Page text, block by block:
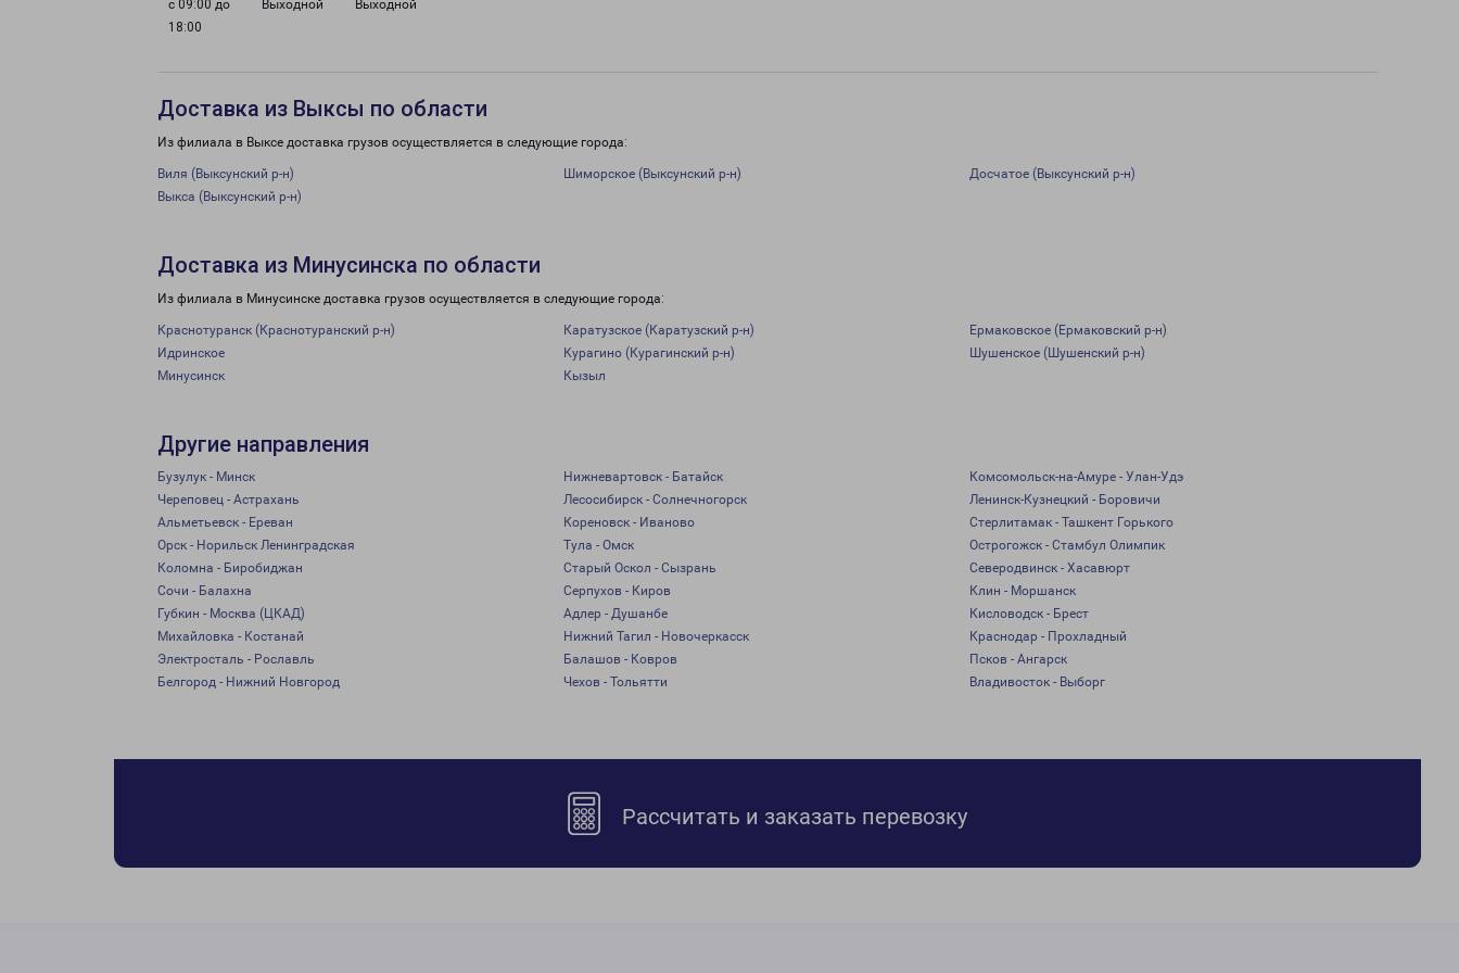
с 09:00 до
18:00
Выходной Выходной
Доставка из Выксы по области
Из филиала в Выксе доставка грузов осуществляется в следующие города:
Виля (Выксунский р-н) Шиморское (Выксунский р-н)
Досчатое (Выксунский р-н)
Выкса (Выксунский р-н)
Доставка из Минусинска по области
Из филиала в Минусинске доставка грузов осуществляется в следующие города:
Краснотуранск (Краснотуранский р-н) Каратузское (Каратузский р-н)
Ермаковское (Ермаковский р-н)
Идринское
Курагино (Курагинский р-н)
Шушенское (Шушенский р-н)
Минусинск
Кызыл
Другие направления
Бузулук - Минск Нижневартовск - Батайск
Комсомольск-на-Амуре - Улан-Удэ
Череповец - Астрахань
Лесосибирск - Солнечногорск
Ленинск-Кузнецкий - Боровичи
Альметьевск - Ереван
Кореновск - Иваново
Стерлитамак - Ташкент Горького
Орск - Норильск Ленинградская
Тула - Омск
Острогожск - Стамбул Олимпик
Коломна - Биробиджан
Старый Оскол - Сызрань
Северодвинск - Хасавюрт
Сочи - Балахна
Серпухов - Киров
Клин - Моршанск
Губкин - Москва (ЦКАД)
Адлер - Душанбе
Кисловодск - Брест
Михайловка - Костанай
Нижний Тагил - Новочеркасск
Краснодар - Прохладный
Электросталь - Рославль
Балашов - Ковров
Псков - Ангарск
Белгород - Нижний Новгород
Чехов - Тольятти Владивосток - Выборг
Рассчитать и заказать перевозку